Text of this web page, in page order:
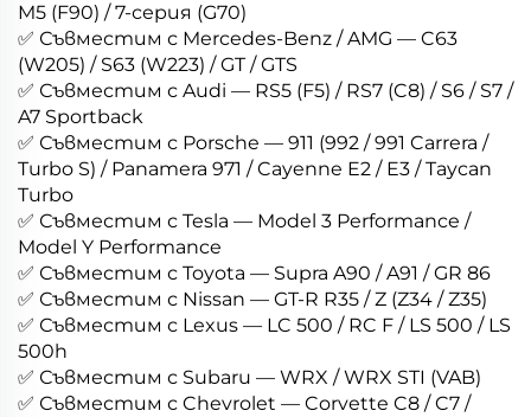
M5 (F90) / 7-серия (G70)
✅ Съвместим с Mercedes-Benz / AMG — C63
(W205) / S63 (W223) / GT / GTS
✅ Съвместим с Audi — RS5 (F5) / RS7 (C8) / S6 / S7 /
A7 Sportback
✅ Съвместим с Porsche — 911 (992 / 991 Carrera /
Turbo S) / Panamera 971 / Cayenne E2 / E3 / Taycan
Turbo
✅ Съвместим с Tesla — Model 3 Performance /
Model Y Performance
✅ Съвместим с Toyota — Supra A90 / A91 / GR 86
✅ Съвместим с Nissan — GT-R R35 / Z (Z34 / Z35)
✅ Съвместим с Lexus — LC 500 / RC F / LS 500 / LS
500h
✅ Съвместим с Subaru — WRX / WRX STI (VAB)
✅ Съвместим с Chevrolet — Corvette C8 / C7 /